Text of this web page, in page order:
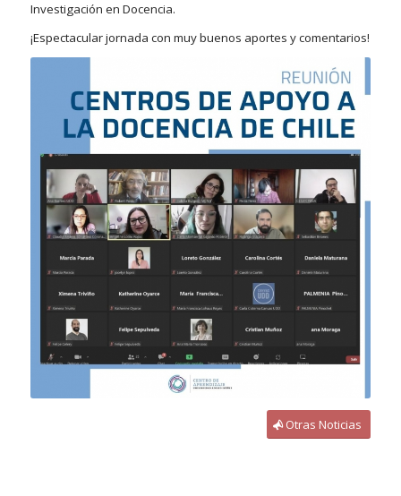
Investigación en Docencia.
¡Espectacular jornada con muy buenos aportes y comentarios!
Otras Noticias